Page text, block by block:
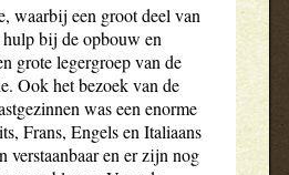
waarbij een groot deel van
bij de opbouw en
grote legergroep van de
Ook het bezoek van de
was een enorme
Frans, Engels en Italiaans
verstaanbaar en er zijn nog